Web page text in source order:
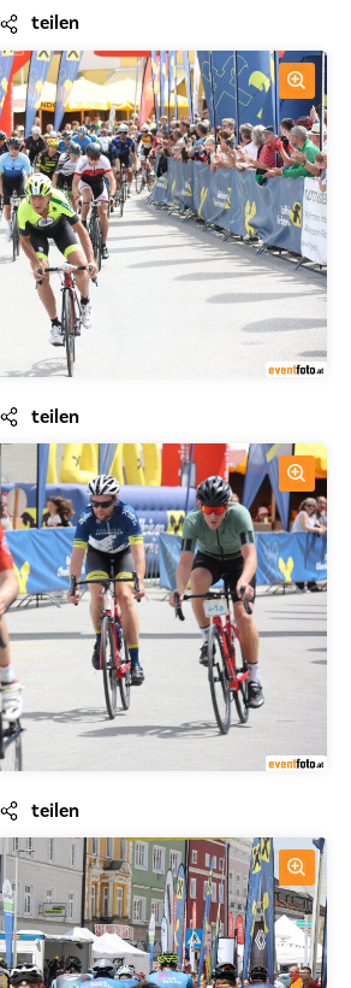
teilen
teilen
teilen